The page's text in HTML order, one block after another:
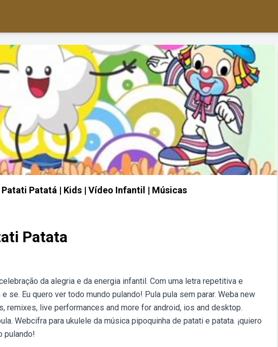
Patatá | Kids | Vídeo Infantil | Músicas
Patata
da alegria e da energia infantil. Com uma letra repetitiva e
se. Eu quero ver todo mundo pulando! Pula pula sem parar. Weba new
live performances and more for android, ios and desktop.
Webcifra para ukulele da música pipoquinha de patati e patata. ¡quiero
pulando!